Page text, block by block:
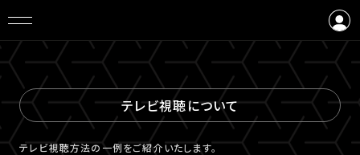
会員登録
テレビ視聴について
テレビ視聴⽅法の⼀例をご紹介いたします。